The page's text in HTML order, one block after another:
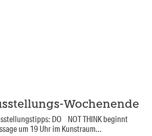
Wochenende
DO NOT THINK beginnt
um 19 Uhr im Kunstraum...